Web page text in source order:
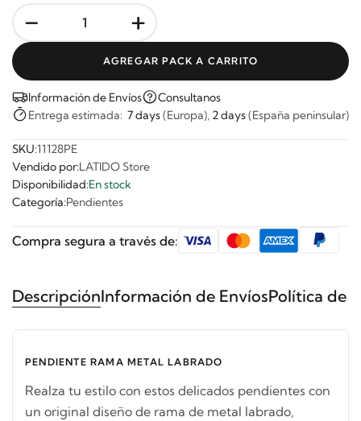
- +
AGREGAR PACK A CARRITO
Información de Envíos
Consultanos
Entrega estimada: 7 days(Europa), 2 days(España peninsular)
SKU:11128PE
Vendido por:LATIDO Store
Disponibilidad:En stock
Categoría:Pendientes
Compra segura a través de:
DescripciónInformación de EnvíosPolítica de
PENDIENTE RAMA METAL LABRADO
Realza tu estilo con estos delicados pendientes con
un original diseño de rama de metal labrado,